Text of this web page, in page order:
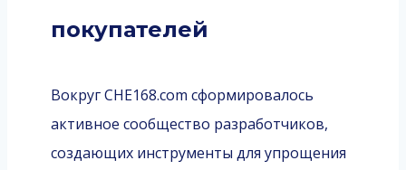
покупателей
Вокруг CHE168.com сформировалось
активное сообщество разработчиков,
создающих инструменты для упрощения